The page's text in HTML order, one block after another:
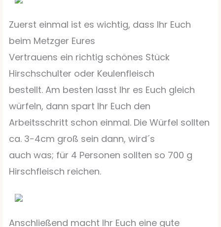
Zuerst einmal ist es wichtig, dass Ihr Euch
beim Metzger Eures
Vertrauens ein richtig schönes Stück
Hirschschulter oder Keulenfleisch
bestellt. Am besten lasst Ihr es Euch gleich
würfeln, dann spart Ihr Euch den
Arbeitsschritt schon einmal. Die Würfel sollten
ca. 3-4cm groß sein dann, wird´s
auch was; für 4 Personen sollten so 700 g
Hirschfleisch reichen.
Anschließend macht Ihr Euch eine gute